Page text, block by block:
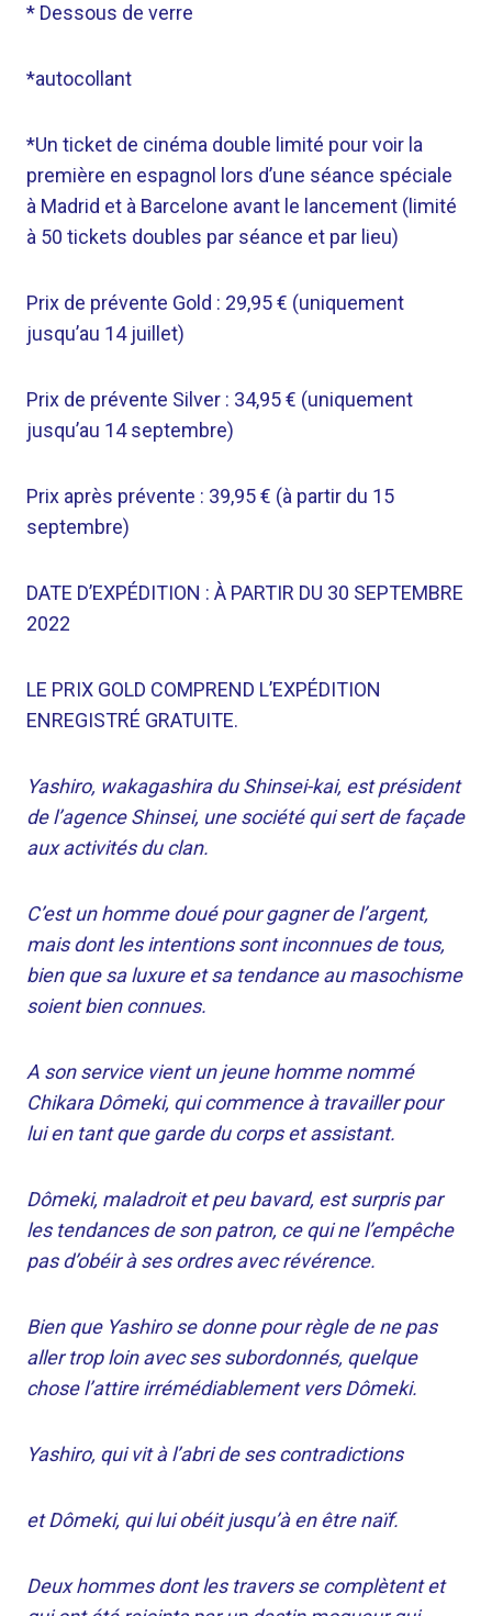
* Dessous de verre
*autocollant
*Un ticket de cinéma double limité pour voir la
première en espagnol lors d’une séance spéciale
à Madrid et à Barcelone avant le lancement (limité
à 50 tickets doubles par séance et par lieu)
Prix ​​de prévente Gold : 29,95 € (uniquement
jusqu’au 14 juillet)
Prix ​​de prévente Silver : 34,95 € (uniquement
jusqu’au 14 septembre)
Prix ​​après prévente : 39,95 € (à partir du 15
septembre)
DATE D’EXPÉDITION : À PARTIR DU 30 SEPTEMBRE
2022
LE PRIX GOLD COMPREND L’EXPÉDITION
ENREGISTRÉ GRATUITE.
Yashiro, wakagashira du Shinsei-kai, est président
de l’agence Shinsei, une société qui sert de façade
aux activités du clan.
C’est un homme doué pour gagner de l’argent,
mais dont les intentions sont inconnues de tous,
bien que sa luxure et sa tendance au masochisme
soient bien connues.
A son service vient un jeune homme nommé
Chikara Dômeki, qui commence à travailler pour
lui en tant que garde du corps et assistant.
Dômeki, maladroit et peu bavard, est surpris par
les tendances de son patron, ce qui ne l’empêche
pas d’obéir à ses ordres avec révérence.
Bien que Yashiro se donne pour règle de ne pas
aller trop loin avec ses subordonnés, quelque
chose l’attire irrémédiablement vers Dômeki.
Yashiro, qui vit à l’abri de ses contradictions
et Dômeki, qui lui obéit jusqu’à en être naïf.
Deux hommes dont les travers se complètent et